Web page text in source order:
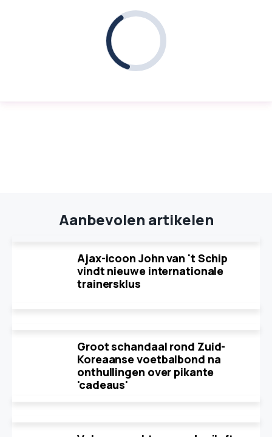
Aanbevolen artikelen
Ajax-icoon John van 't Schip
vindt nieuwe internationale
trainersklus
Groot schandaal rond Zuid-
Koreaanse voetbalbond na
onthullingen over pikante
'cadeaus'